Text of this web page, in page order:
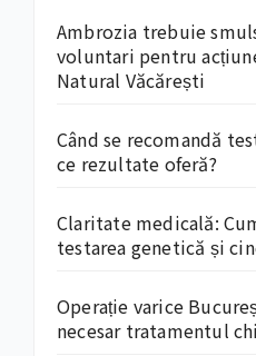
Ambrozia trebuie
voluntari pentru
Natural Văcărești
Când se recomandă
ce rezultate oferă?
Claritate medicală:
testarea genetică și
Operație varice
necesar tratamentul